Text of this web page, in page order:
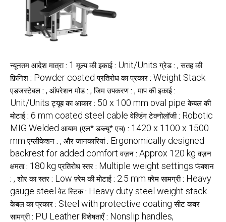
न्यूनतम आदेश मात्रा : 1 मूल्य की इकाई : Unit/Units ग्रेड : , सतह की
फ़िनिश : Powder coated प्रतिरोध का प्रकार : Weight Stack
एडजस्टेबल : , ऑपरेशन मोड : , जिम उपकरण : , माप की इकाई :
Unit/Units ट्यूब का आकार : 50 x 100 mm oval pipe केबल की
मोटाई : 6 mm coated steel cable वेल्डिंग टेक्नोलॉजी : Robotic
MIG Welded आयाम (एल* डब्ल्यू* एच) : 1420 x 1100 x 1500
mm एप्लीकेशन : , और जानकारियां : Ergonomically designed
backrest for added comfort वज़न : Approx 120 kg वज़न
क्षमता : 180 kg प्रतिरोध स्तर : Multiple weight settings फंक्शन
: , शोर का स्तर : Low फ़्रेम की मोटाई : 2.5 mm फ़्रेम सामग्री : Heavy
gauge steel वेट स्टिक : Heavy duty steel weight stack
केबल का प्रकार : Steel with protective coating सीट कवर
सामग्री : PU Leather विशेषताएँ : Nonslip handles,